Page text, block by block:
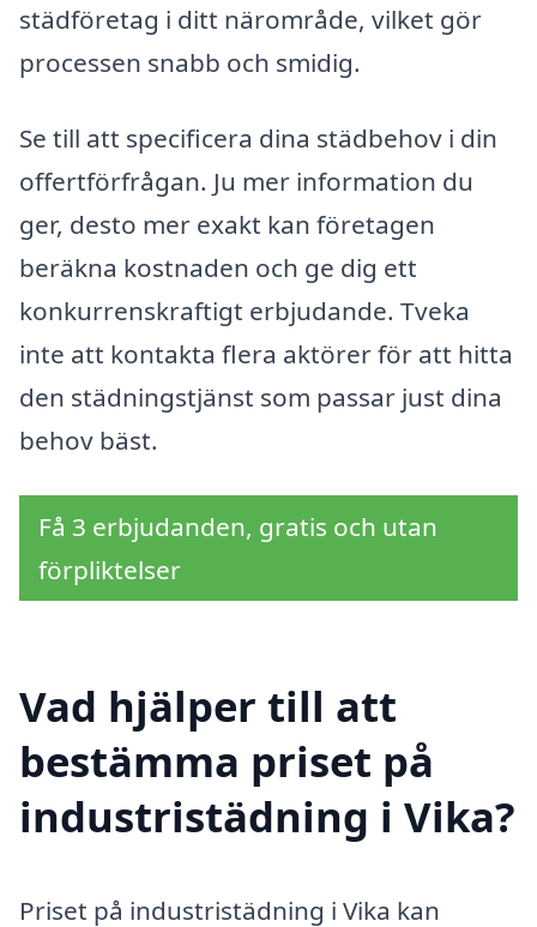
städföretag i ditt närområde, vilket gör
processen snabb och smidig.
Se till att specificera dina städbehov i din
offertförfrågan. Ju mer information du
ger, desto mer exakt kan företagen
beräkna kostnaden och ge dig ett
konkurrenskraftigt erbjudande. Tveka
inte att kontakta flera aktörer för att hitta
den städningstjänst som passar just dina
behov bäst.
Få 3 erbjudanden, gratis och utan
förpliktelser
Vad hjälper till att
bestämma priset på
industristädning i Vika?
Priset på industristädning i Vika kan